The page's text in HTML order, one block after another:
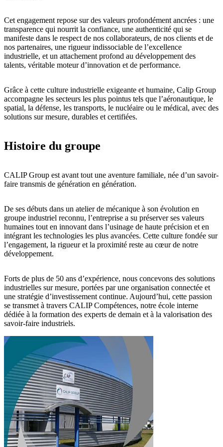
Cet engagement repose sur des valeurs profondément ancrées : une
transparence qui nourrit la confiance, une authenticité qui se
manifeste dans le respect de nos collaborateurs, de nos clients et de
nos partenaires, une rigueurindissociable de l’excellence
industrielle, et un attachement profond au développement des
talents, véritable moteur d’innovation et de performance.
Grâce à cette culture industrielle exigeante et humaine, Calip Group
accompagne les secteurs les plus pointus tels que l’aéronautique, le
spatial, la défense, les transports, le nucléaire ou le médical, avec des
solutions sur mesure, durables et certifiées.
Histoire du groupe
CALIP Group est avant tout une aventure familiale, née d’un savoir-
faire transmis de génération en génération.
De ses débuts dans un atelier de mécanique à son évolution en
groupe industriel reconnu, l’entreprise a su préserverses valeurs
humaines tout en innovant dans l’usinage de haute précision et en
intégrant les technologies les plus avancées. Cette culture fondée sur
l’engagement, la rigueur et la proximité reste au cœur de notre
développement.
Forts de plus de 50 ans d’expérience, nous concevons des solutions
industrielles sur mesure, portées par une organisation connectée et
une stratégie d’investissement continue. Aujourd’hui, cette passion
se transmet à travers CALIP Compétences, notre école interne
dédiée à la formation des experts de demain et à la valorisation des
savoir-faire industriels.